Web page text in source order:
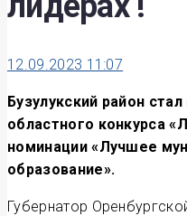
12.09.2023 11:07
Бузулукский район
областного конкурса
номинации «Лучшее
образование».
Губернатор